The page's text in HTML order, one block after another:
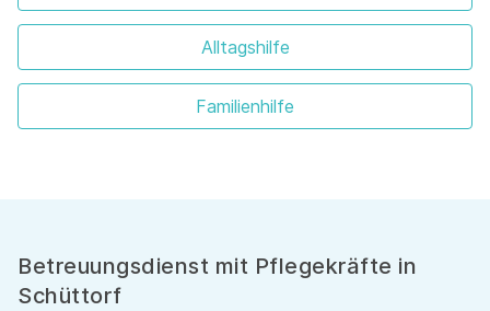
Alltagshilfe
Familienhilfe
Betreuungsdienst mit Pflegekräfte in
Schüttorf